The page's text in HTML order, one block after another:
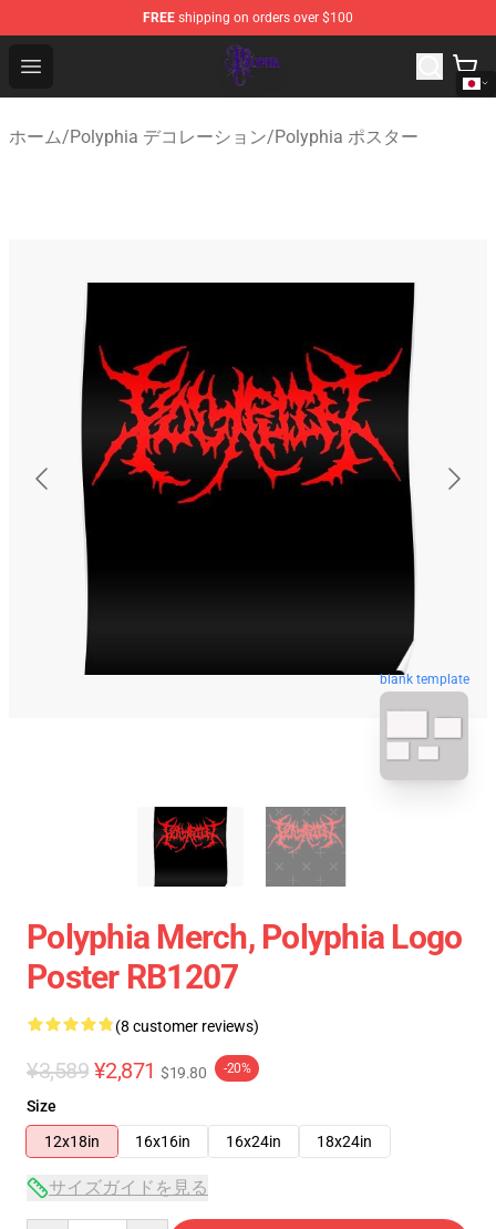
FREE shipping on orders over $100
Open menu
Polyphia Shop - Official Polyphia Merchandise Store
ホーム/Polyphia デコレーション/Polyphia ポスター
blank template
Polyphia Merch, Polyphia Logo
Poster RB1207
(8 customer reviews)
¥3,589 ¥2,871 $19.80 -20%
Size
12x18in
16x16in 16x24in 18x24in
サイズガイドを見る